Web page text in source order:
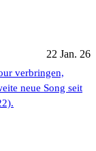
22 Jan. 26
verbringen,
neue Song seit